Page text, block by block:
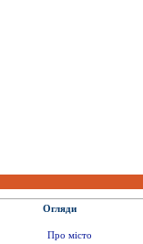
Огляди
Про місто